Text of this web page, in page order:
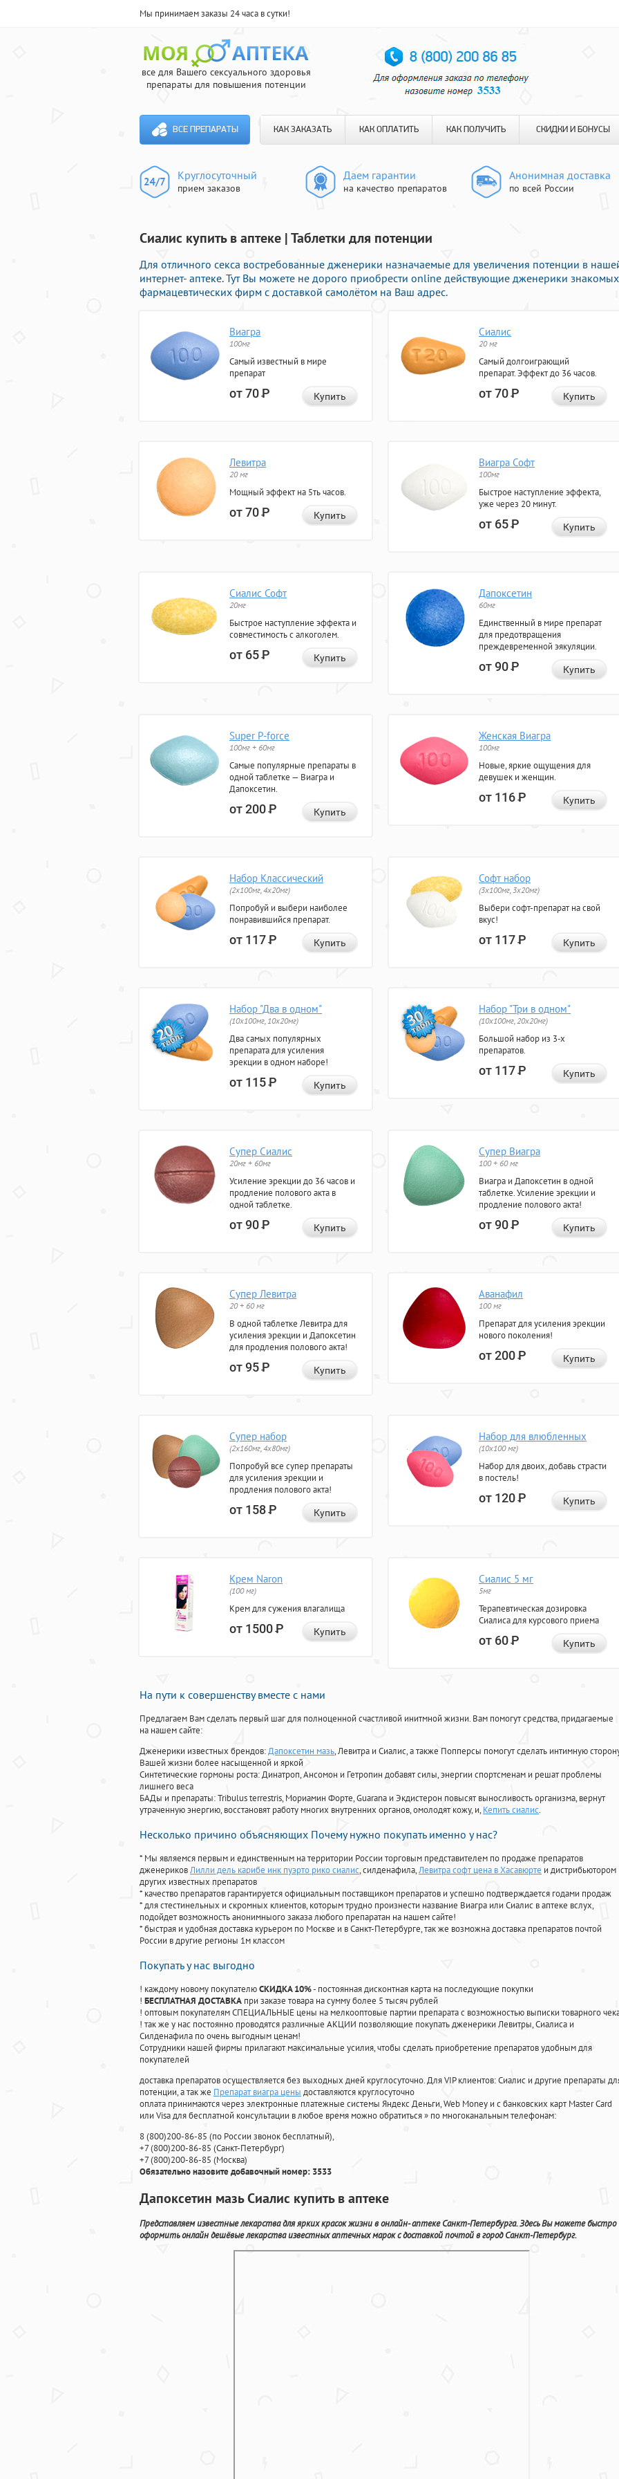
Мы принимаем заказы 24 часа в сутки!
все для Вашего сексуального здоровья
препараты для повышения потенции
ВСЕ ПРЕПАРАТЫ КАК ЗАКАЗАТЬ КАК ОПЛАТИТЬ КАК ПОЛУЧИТЬ СКИДКИ И БОНУСЫ
Круглосуточный
прием заказов
Даем гарантии
на качество препаратов
Анонимная доставка
по всей России
Сиалис купить в аптеке | Таблетки для потенции
Для отличного секса востребованные дженерики назначаемые для увеличения потенции в
интернет- аптеке. Тут Вы можете не дорого приобрести online действующие дженерики знакомых
фармацевтических фирм с доставкой самолётом на Ваш адрес.
Виагра
100мг
Самый известный в мире
препарат
от 70Р Купить
Сиалис
20 мг
Самый долгоиграющий
препарат. Эффект до 36 часов.
от 70Р Купить
Левитра
20 мг
Мощный эффект на 5ть часов.
от 70Р Купить
Виагра Софт
100мг
Быстрое наступление эффекта,
уже через 20 минут.
от 65Р Купить
Сиалис Софт
20мг
Быстрое наступление эффекта и
совместимость с алкоголем.
от 65Р Купить
Дапоксетин
60мг
Единственный в мире препарат
для предотвращения
преждевременной эякуляции.
от 90Р Купить
Super P-force
100мг + 60мг
Самые популярные препараты в
одной таблетке — Виагра и
Дапоксетин.
от 200Р Купить
Женская Виагра
100мг
Новые, яркие ощущения для
девушек и женщин.
от 116Р Купить
Набор Классический
(2x100мг, 4x20мг)
Попробуй и выбери наиболее
понравившийся препарат.
от 117Р Купить
Софт набор
(3x100мг, 3x20мг)
Выбери софт-препарат на свой
вкус!
от 117Р Купить
Набор "Два в одном"
(10x100мг, 10x20мг)
Два самых популярных
препарата для усиления
эрекции в одном наборе!
от 115Р Купить
Набор "Три в одном"
(10x100мг, 20x20мг)
Большой набор из 3-х
препаратов.
от 117Р Купить
Супер Сиалис
20мг + 60мг
Усиление эрекции до 36 часов и
продление полового акта в
одной таблетке.
от 90Р Купить
Супер Виагра
100 + 60 мг
Виагра и Дапоксетин в одной
таблетке. Усиление эрекции и
продление полового акта!
от 90Р Купить
Супер Левитра
20 + 60 мг
В одной таблетке Левитра для
усиления эрекции и Дапоксетин
для продления полового акта!
от 95Р Купить
Аванафил
100 мг
Препарат для усиления эрекции
нового поколения!
от 200Р Купить
Супер набор
(2х160мг, 4х80мг)
Попробуй все супер препараты
для усиления эрекции и
продления полового акта!
от 158Р Купить
Набор для влюбленных
(10х100 мг)
Набор для двоих, добавь страсти
в постель!
от 120Р Купить
Крем Naron
(100 мг)
Крем для сужения влагалища
от 1500Р Купить
Сиалис 5 мг
5мг
Терапевтическая дозировка
Сиалиса для курсового приема
от 60Р Купить
На пути к совершенству вместе с нами
Предлагаем Вам сделать первый шаг для полноценной счастливой инитмной жизни. Вам помогут средства, придагаемые
на нашем сайте:
Дженерики известных брендов:Дапоксетин мазь, Левитра и Сиалис, а также Попперсы помогут сделать интимную
Вашей жизни более насыщенной и яркой
Синтетические гормоны роста: Динатроп, Ансомон и Гетропин добавят силы, энергии спортсменам и решат проблемы
лишнего веса
БАДы и препараты:Tribulus terrestris, Мориамин Форте, Guarana и Экдистерон повысят выносливость организма, вернут
утраченную энергию, восстановят работу многих внутренних органов, омолодят кожу, и, Кепить сиалис.
Несколько причино объясняющих Почему нужно покупать именно у нас?
* Мы являемся первым и единственным на территории России торговым представителем по продаже препаратов
дженериковЛилли дель карибе инк пуэрто рико сиалис, силденафила,Левитра софт цена в Хасавюрте и дистрибьютором
других известных препаратов
* качество препаратов гарантируется официальным поставщиком препаратов и успешно подтверждается годами продаж
* для стестинельных и скромных клиентов, которым трудно произнести название Виагра или Сиалис в аптеке вслух,
подойдет возможность анонимныого заказа любого препаратан на нашем сайте!
* быстрая и удобная доставка курьером по Москве и в Санкт-Петербурге, так же возможна доставка препаратов почтой
России в другие регионы 1м классом
Покупать у нас выгодно
! каждому новому покупателюСКИДКА 10%- постоянная дисконтная карта на последующие покупки
! БЕСПЛАТНАЯ ДОСТАВКА при заказе товара на сумму более 5 тысяч рублей
! оптовым покупателям СПЕЦИАЛЬНЫЕ цены на мелкооптовые партии препарата с возможностью выписки товарного
! так же у нас постоянно проводятся различные АКЦИИ позволяющие покупать дженерики Левитры, Сиалиса и
Силденафила по очень выгодным ценам!
Cотрудники нашей фирмы прилагают максимальные усилия, чтобы сделать приобретение препаратов удобным для
покупателей
доставка препаратов осуществляется без выходных дней круглосуточно. Для VIP клиентов: Сиалис и другие препараты
потенции, а так же Препарат виагра цены доставляются круглосуточно
оплата принимаются через электронные платежные системы Яндекс Деньги, Web Money и с банковских карт Master Card
или Visa для бесплатной консультации в любое время можно обратиться» по многоканальным телефонам:
8(800)200-86-85 (по России звонок бесплатный),
+7(800)200-86-85 (Санкт-Петербург)
+7(800)200-86-85 (Москва)
Обязательно назовите добавочный номер: 3533
Дапоксетин мазь Сиалис купить в аптеке
Представляем известные лекарства для ярких красок жизни в онлайн- аптеке Санкт-Петербурга. Здесь Вы можете быстро
оформить онлайн дешёвые лекарства известных аптечных марок с доставкой почтой в город Санкт-Петербург.